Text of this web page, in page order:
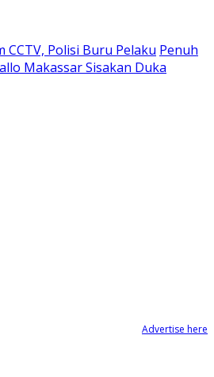
CCTV, Polisi Buru Pelaku Penuh
Makassar Sisakan Duka
Advertise here